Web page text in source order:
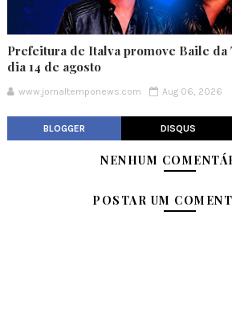
Prefeitura de Italva promove Baile
dia 14 de agosto
www.jornaltemponews.com Aug 06, 2026
BLOGGER DISQUS
NENHUM
POSTAR UM